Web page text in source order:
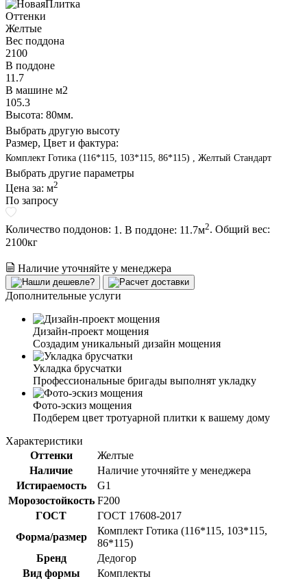
Оттенки
Желтые
Вес поддона
2100
В поддоне
11.7
В машине м2
105.3
Высота: 80мм.
Выбрать другую высоту
Размер, Цвет и фактура:
Комплект Готика (116*115, 103*115, 86*115) , Желтый Стандарт
Выбрать другие параметры
Цена за: м2
По запросу
Количество поддонов: 1. В поддоне: 11.7м2. Общий вес:
2100кг
Наличие уточняйте у менеджера
Дополнительные услуги
Дизайн-проект мощения
Создадим уникальный дизайн мощения
Укладка брусчатки
Профессиональные бригады выполнят укладку
Фото-эскиз мощения
Подберем цвет тротуарной плитки к вашему дому
Характеристики
Оттенки
Желтые
Наличие
Наличие уточняйте у менеджера
Истираемость
G1
Морозостойкость F200
ГОСТ
ГОСТ 17608-2017
Форма/размер
Комплект Готика (116*115, 103*115,
86*115)
Бренд
Дедогор
Вид формы
Комплекты